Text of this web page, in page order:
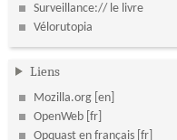
Surveillance:// le livre
Vélorutopia
Liens
Mozilla.org
OpenWeb
Opquast en français